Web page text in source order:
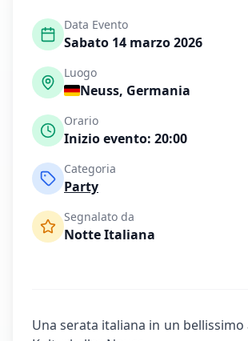
Data Evento
Sabato 14 marzo 2026
Luogo
Neuss, Germania
Orario
Inizio evento: 20:00
Categoria
Party
Segnalato da
Notte Italiana
Una serata italiana in un